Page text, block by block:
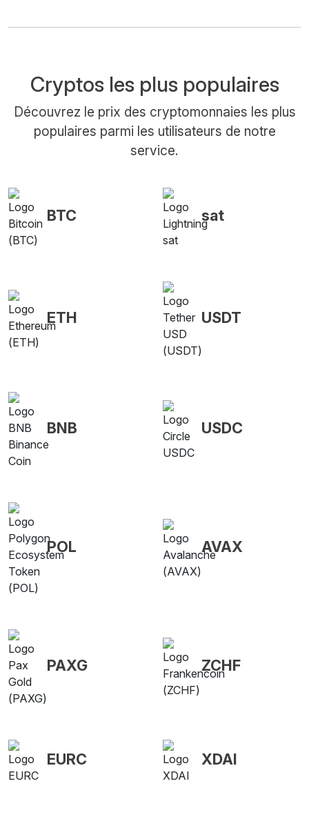
Cryptos les plus populaires
Découvrez le prix des cryptomonnaies les plus
populaires parmi les utilisateurs de notre
service.
BTC sat
ETH USDT
BNB USDC
POL AVAX
PAXG ZCHF
EURC XDAI